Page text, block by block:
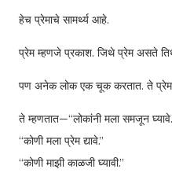
हेच प्रेमाचे सामर्थ्य आहे.
प्रेम म्हणजे प्रकाश. जिथे प्रेम असते
पण अनेक लोक एक चूक करतात. ते प्रेम
ते म्हणतात—“लोकांनी मला समजून
“कोणी मला प्रेम द्यावे.”
“कोणी माझी काळजी घ्यावी.”